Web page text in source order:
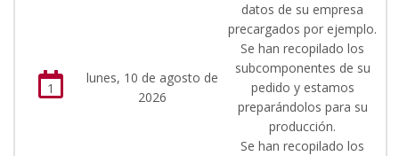
datos de su empresa
precargados por ejemplo.
1
lunes, 10 de agosto de
2026
Se han recopilado los
subcomponentes de su
pedido y estamos
preparándolos para su
producción.
Se han recopilado los